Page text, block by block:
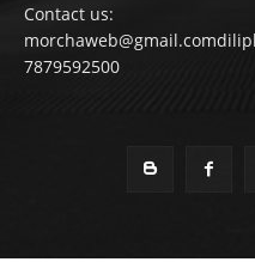
Contact us:
7879592500